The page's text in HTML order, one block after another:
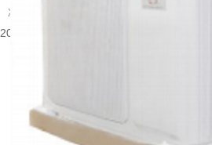
冷的体感。别墅户型大多层数多、房间数量多，
2026-08-05 15:55:48